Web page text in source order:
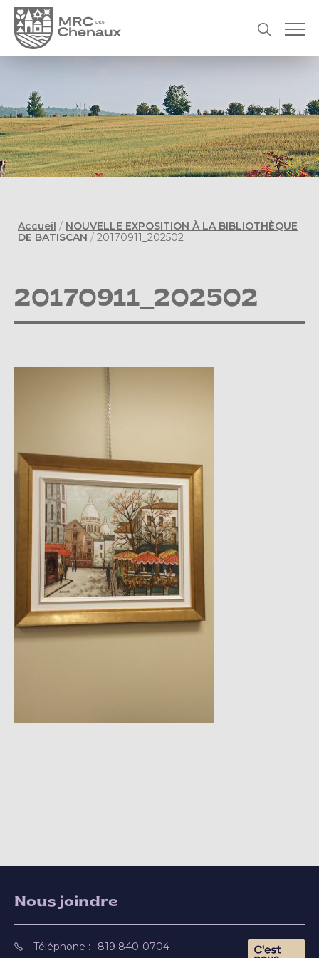
Accueil / NOUVELLE EXPOSITION À LA BIBLIOTHÈQUE
DE BATISCAN / 20170911_202502
20170911_202502
Nous joindre
Téléphone : 819 840-0704